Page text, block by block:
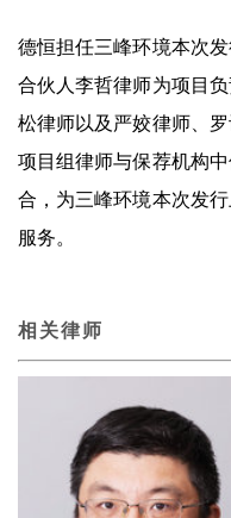
德恒担任三峰环境本次
合伙人李哲律师为项目
松律师以及严姣律师、
项目组律师与保荐机构
合，为三峰环境本次发
服务。
相关律师